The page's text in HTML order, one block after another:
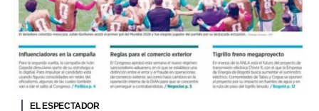
EL ESPECTADOR